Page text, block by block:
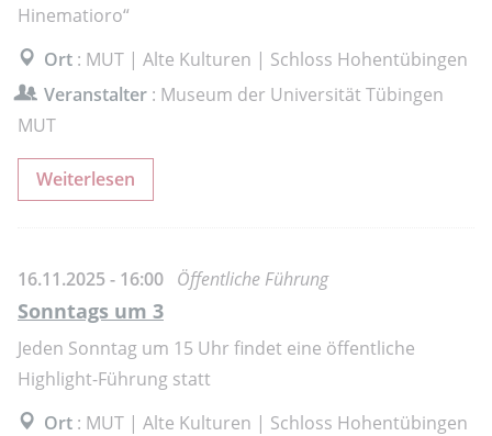
Hinematioro“
Ort : MUT | Alte Kulturen | Schloss Hohentübingen
Veranstalter : Museum der Universität Tübingen
MUT
Weiterlesen
16.11.2025 - 16:00 Öffentliche Führung
Sonntags um 3
Jeden Sonntag um 15 Uhr findet eine öffentliche
Highlight-Führung statt
Ort : MUT | Alte Kulturen | Schloss Hohentübingen